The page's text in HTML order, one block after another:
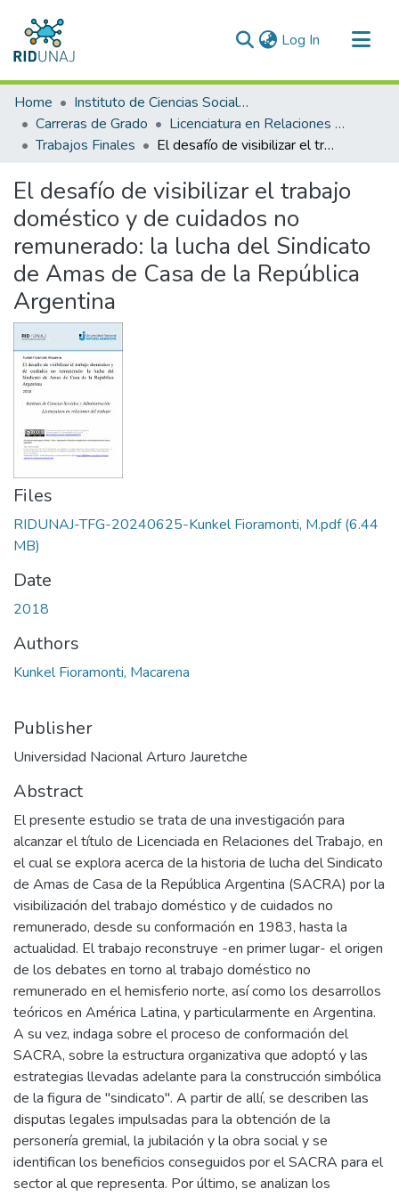
Log In (current)
Communities & Collections
All of RID-UNAJ
Statistics
Home
Instituto de Ciencias Sociales y Administración (ICSA)
Carreras de Grado
Licenciatura en Relaciones del Trabajo
Trabajos Finales
El desafío de visibilizar el trabajo doméstico y de cuidados no remunerado: la lucha del Sindicato de Amas de Casa de la República Argentina
El desafío de visibilizar el trabajo
doméstico y de cuidados no
remunerado: la lucha del Sindicato
de Amas de Casa de la República
Argentina
Files
RIDUNAJ-TFG-20240625-Kunkel Fioramonti, M.pdf(6.44
MB)
Date
2018
Authors
Kunkel Fioramonti, Macarena
Publisher
Universidad Nacional Arturo Jauretche
Abstract
El presente estudio se trata de una investigación para
alcanzar el título de Licenciada en Relaciones del Trabajo, en
el cual se explora acerca de la historia de lucha del Sindicato
de Amas de Casa de la República Argentina (SACRA) por la
visibilización del trabajo doméstico y de cuidados no
remunerado, desde su conformación en 1983, hasta la
actualidad. El trabajo reconstruye -en primer lugar- el origen
de los debates en torno al trabajo doméstico no
remunerado en el hemisferio norte, así como los desarrollos
teóricos en América Latina, y particularmente en Argentina.
A su vez, indaga sobre el proceso de conformación del
SACRA, sobre la estructura organizativa que adoptó y las
estrategias llevadas adelante para la construcción simbólica
de la figura de "sindicato". A partir de allí, se describen las
disputas legales impulsadas para la obtención de la
personería gremial, la jubilación y la obra social y se
identifican los beneficios conseguidos por el SACRA para el
sector al que representa. Por último, se analizan los